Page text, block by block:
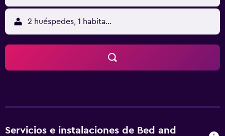
2 huéspedes, 1 habitación
Servicios e instalaciones de Bed and